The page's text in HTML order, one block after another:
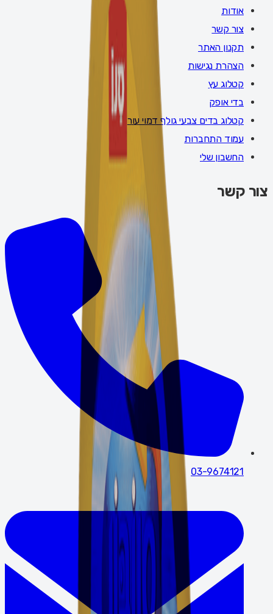
אודות
צור קשר
תקנון האתר
הצהרת נגישות
קטלוג עץ
בדי אופק
קטלוג בדים צבעי גולף דמוי עור
עמוד התחברות
החשבון שלי
צור קשר
03-9674121